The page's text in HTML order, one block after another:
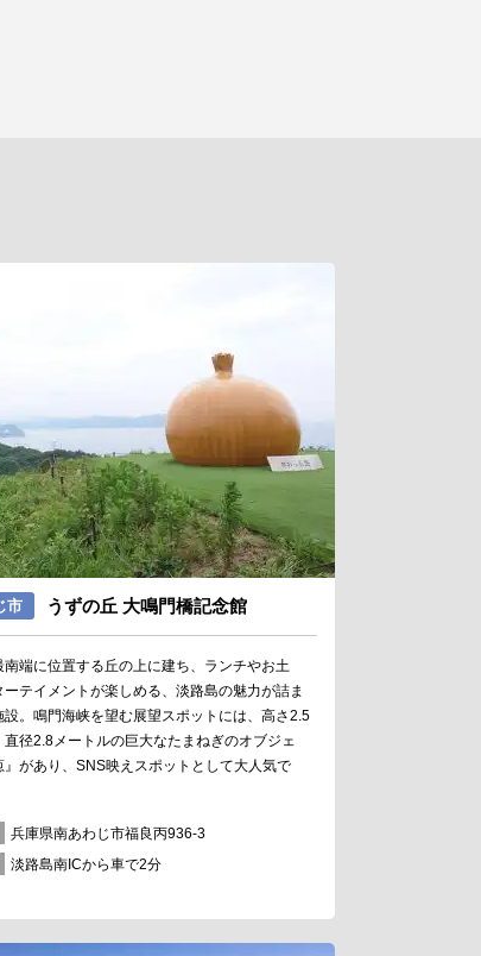
市 うずの丘 大鳴門橋記念館
南端に位置する丘の上に建ち、ランチやお土
ーテイメントが楽しめる、淡路島の魅力が詰ま
設。鳴門海峡を望む展望スポットには、高さ2.5
直径2.8メートルの巨大なたまねぎのオブジェ
』があり、SNS映えスポットとして大人気で
兵庫県南あわじ市福良丙936-3
淡路島南ICから車で2分